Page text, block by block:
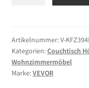
545
mm,
Wohnzimmertisch
mit
Artikelnummer:V-
Kategorien:Couchtisch
Wohnzimmermöbel
Marke:VEVOR